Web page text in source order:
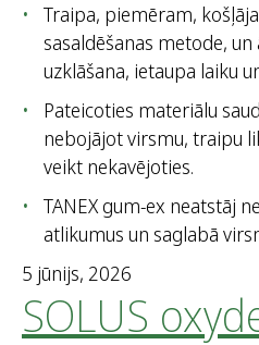
Traipa, piemēram,
sasaldēšanas metode,
uzklāšana, ietaupa laiku
Pateicoties materiālu
nebojājot virsmu, traipu
veikt nekavējoties.
TANEX gum-ex neatstāj
atlikumus un saglabā
5 jūnijs, 2026
SOLUS